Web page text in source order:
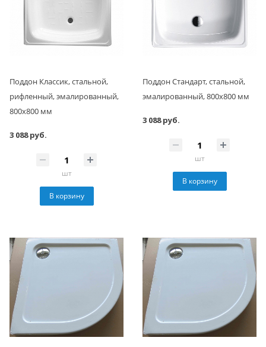
Поддон Классик, стальной,
рифленный, эмалированный,
800x800 мм
3 088 руб.
шт
В корзину
Поддон Стандарт, стальной,
эмалированный, 800x800 мм
3 088 руб.
шт
В корзину